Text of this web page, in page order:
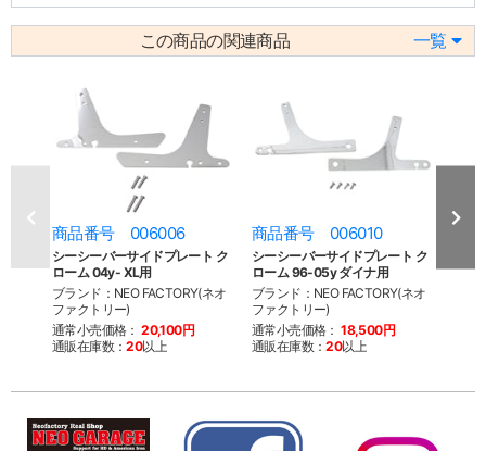
この商品の関連商品 一覧
商品番号 006006
シーシーバーサイドプレート ク
ローム 04y- XL用
ブランド：NEO FACTORY(ネオ
ファクトリー)
通常小売価格： 20,100円
通販在庫数：20以上
商品番号 006010
シーシーバーサイドプレート ク
ローム 96-05y ダイナ用
ブランド：NEO FACTORY(ネオ
ファクトリー)
通常小売価格： 18,500円
通販在庫数：20以上
ラッ